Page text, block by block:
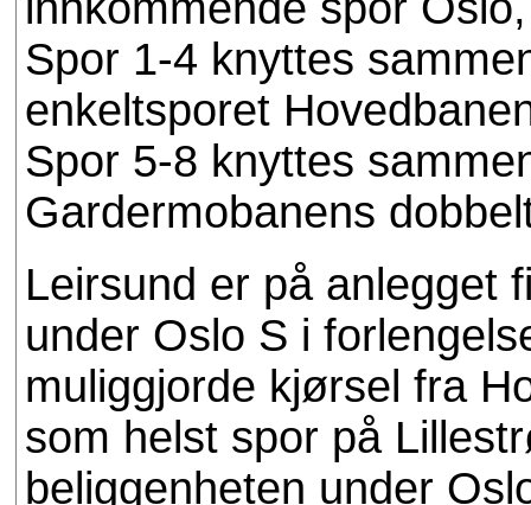
Spor 1-4 knyttes
enkeltsporet
Spor 5-8 knyttes
Gardermobanens
Leirsund er på anlegget
under Oslo S i
muliggjorde kjørsel fra
som helst spor på
beliggenheten under